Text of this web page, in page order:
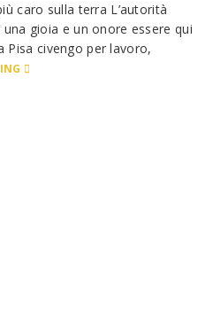
caro sulla terra L’autorità
una gioia e un onore essere qui
civengo per lavoro,